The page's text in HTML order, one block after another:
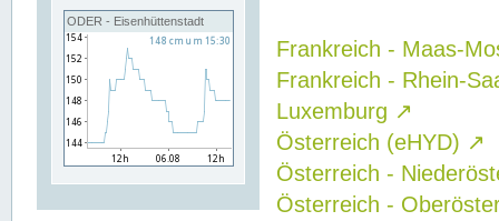
ODER - Eisenhüttenstadt
Frankreich - Maas-
Frankreich - Rhein-
Luxemburg ↗
Österreich (eHYD) ↗
Österreich -
Österreich -